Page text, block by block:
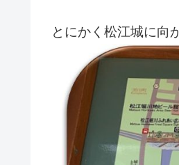
とにかく松江城に向